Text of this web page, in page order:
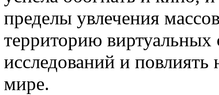
пределы увлечения
территорию
исследований и
мире.